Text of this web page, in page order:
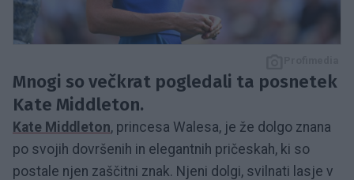
Mnogi so večkrat pogledali ta posnetek
Kate Middleton.
Kate Middleton, princesa Walesa, je že dolgo znana
po svojih dovršenih in elegantnih pričeskah, ki so
postale njen zaščitni znak. Njeni dolgi, svilnati lasje v